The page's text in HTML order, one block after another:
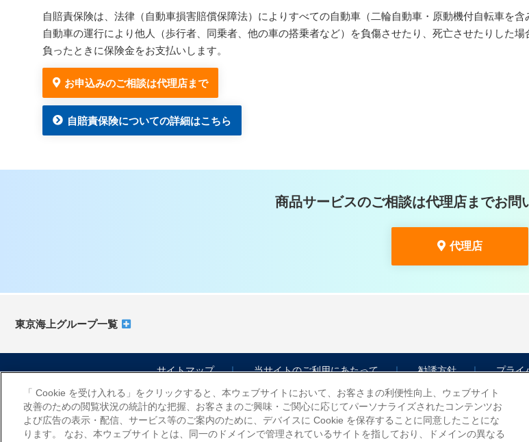
自賠責保険は、法律（自動車損害賠償保障法）によりすべての自動車（二輪自動車・原動機付自転車を
自動車の運行により他人（歩行者、同乗者、他の車の搭乗者など）を負傷させたり、死亡させたりした
負ったときに保険金をお支払いします。
お申込みのご相談は代理店まで
自賠責保険についての詳細はこちら
商品サービスのご相談は代理店までお問
代理店
東京海上グループ一覧
サイトマップ 当サイトのご利用にあたって 勧誘方針 プライ
「 Cookie を受け入れる」をクリックすると、本ウェブサイトにおいて、お客さまの利便性向上、ウェブサイト
改善のための閲覧状況の統計的な把握、お客さまのご興味・ご関心に応じてパーソナライズされたコンテンツお
よび広告の表示・配信、サービス等のご案内のために、デバイスに Cookie を保存することに同意したことにな
ります。 なお、本ウェブサイトとは、同一のドメインで管理されているサイトを指しており、ドメインの異なる